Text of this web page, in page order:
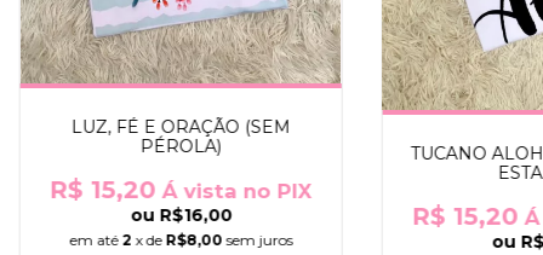
LUZ, FÉ E ORAÇÃO (SEM
PÉROLA)
R$ 15,20 Á vista no PIX
ou R$16,00
em até 2 x de R$8,00 sem juros
TUCANO
R$ 15,20
ou